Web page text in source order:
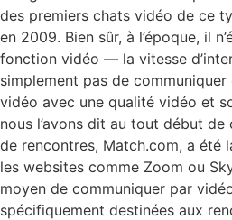
des premiers chats vidéo de ce
en 2009. Bien sûr, à l’époque, il
fonction vidéo — la vitesse
simplement pas de
vidéo avec une qualité vidéo et
nous l’avons dit au tout début
de rencontres, Match.com, a été
les websites comme Zoom ou
moyen de communiquer par
spécifiquement destinées aux